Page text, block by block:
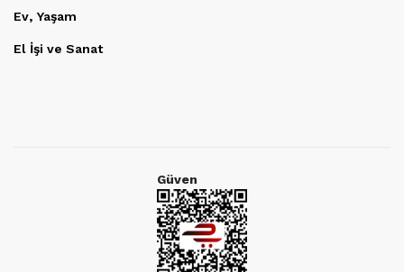
Ev, Yaşam
El İşi ve Sanat
Güven